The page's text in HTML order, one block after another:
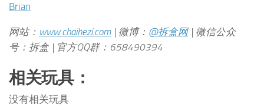
Brian
网站： www.chaihezi.com| 微博： @拆盒网| 微信公众
号：拆盒 | 官方QQ群：658490394
相关玩具：
没有相关玩具